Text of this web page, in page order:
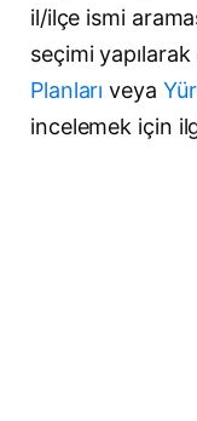
il/ilçe ismi
seçimi
Planları veya
incelemek için